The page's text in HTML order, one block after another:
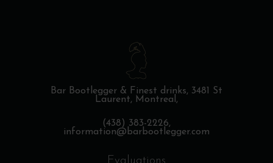
Bar Bootlegger & Finest drinks, 3481 St
Laurent, Montreal,
(438) 383-2226,
information@barbootlegger.com